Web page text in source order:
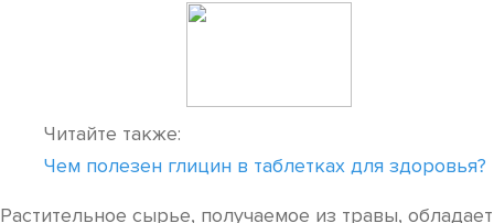
Читайте также:
Чем полезен глицин в таблетках для здоровья?
Растительное сырье, получаемое из травы, обладает